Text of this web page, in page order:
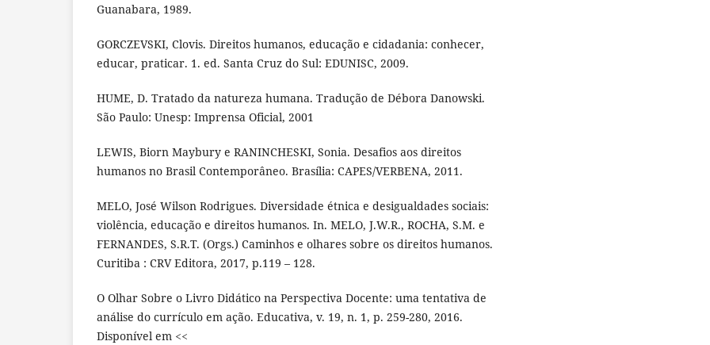
Guanabara, 1989.
GORCZEVSKI, Clovis. Direitos humanos, educação e cidadania: conhecer,
educar, praticar. 1. ed. Santa Cruz do Sul: EDUNISC, 2009.
HUME, D. Tratado da natureza humana. Tradução de Débora Danowski.
São Paulo: Unesp: Imprensa Oficial, 2001
LEWIS, Biorn Maybury e RANINCHESKI, Sonia. Desafios aos direitos
humanos no Brasil Contemporâneo. Brasília: CAPES/VERBENA, 2011.
MELO, José Wilson Rodrigues. Diversidade étnica e desigualdades sociais:
violência, educação e direitos humanos. In. MELO, J.W.R., ROCHA, S.M. e
FERNANDES, S.R.T. (Orgs.) Caminhos e olhares sobre os direitos humanos.
Curitiba : CRV Editora, 2017, p.119 – 128.
O Olhar Sobre o Livro Didático na Perspectiva Docente: uma tentativa de
análise do currículo em ação. Educativa, v. 19, n. 1, p. 259-280, 2016.
Disponível em <<